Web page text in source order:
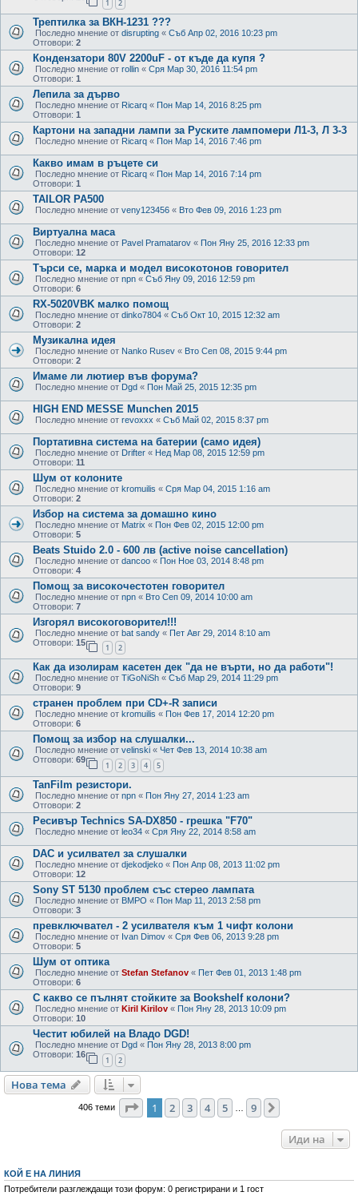
1 2
Трептилка за ВКН-1231 ???
Последно мнение от disrupting « Съб Апр 02, 2016 10:23 pm
Отговори: 2
Кондензатори 80V 2200uF - от къде да купя ?
Последно мнение от rollin « Сря Мар 30, 2016 11:54 pm
Отговори: 1
Лепила за дърво
Последно мнение от Ricarq « Пон Мар 14, 2016 8:25 pm
Отговори: 1
Картони на западни лампи за Руските лампомери Л1-3, Л 3-3
Последно мнение от Ricarq « Пон Мар 14, 2016 7:46 pm
Какво имам в ръцете си
Последно мнение от Ricarq « Пон Мар 14, 2016 7:14 pm
Отговори: 1
TAILOR PA500
Последно мнение от veny123456 « Вто Фев 09, 2016 1:23 pm
Виртуална маса
Последно мнение от Pavel Pramatarov « Пон Яну 25, 2016 12:33 pm
Отговори: 12
Търси се, марка и модел високотонов говорител
Последно мнение от npn « Съб Яну 09, 2016 12:59 pm
Отговори: 6
RX-5020VBK малко помощ
Последно мнение от dinko7804 « Съб Окт 10, 2015 12:32 am
Отговори: 2
Музикална идея
Последно мнение от Nanko Rusev « Вто Сеп 08, 2015 9:44 pm
Отговори: 2
Имаме ли лютиер във форума?
Последно мнение от Dgd « Пон Май 25, 2015 12:35 pm
HIGH END MESSE Munchen 2015
Последно мнение от revoxxx « Съб Май 02, 2015 8:37 pm
Портативна система на батерии (само идея)
Последно мнение от Drifter « Нед Мар 08, 2015 12:59 pm
Отговори: 11
Шум от колоните
Последно мнение от kromuilis « Сря Мар 04, 2015 1:16 am
Отговори: 2
Избор на система за домашно кино
Последно мнение от Matrix « Пон Фев 02, 2015 12:00 pm
Отговори: 5
Beats Stuido 2.0 - 600 лв (active noise cancellation)
Последно мнение от dancoo « Пон Ное 03, 2014 8:48 pm
Отговори: 4
Помощ за високочестотен говорител
Последно мнение от npn « Вто Сеп 09, 2014 10:00 am
Отговори: 7
Изгорял високоговорител!!!
Последно мнение от bat sandy « Пет Авг 29, 2014 8:10 am
Отговори: 15
1 2
Как да изолирам касетен дек "да не върти, но да работи"!
Последно мнение от TiGoNiSh « Съб Мар 29, 2014 11:29 pm
Отговори: 9
странен проблем при CD+-R записи
Последно мнение от kromuilis « Пон Фев 17, 2014 12:20 pm
Отговори: 6
Помощ за избор на слушалки...
Последно мнение от velinski « Чет Фев 13, 2014 10:38 am
Отговори: 69
1 2 3 4 5
TanFilm резистори.
Последно мнение от npn « Пон Яну 27, 2014 1:23 am
Отговори: 2
Ресивър Technics SA-DX850 - грешка "F70"
Последно мнение от leo34 « Сря Яну 22, 2014 8:58 am
DAC и усилвател за слушалки
Последно мнение от djekodjeko « Пон Апр 08, 2013 11:02 pm
Отговори: 12
Sony ST 5130 проблем със стерео лампата
Последно мнение от BMPO « Пон Мар 11, 2013 2:58 pm
Отговори: 3
превключвател - 2 усилвателя към 1 чифт колони
Последно мнение от Ivan Dimov « Сря Фев 06, 2013 9:28 pm
Отговори: 5
Шум от оптика
Последно мнение от Stefan Stefanov « Пет Фев 01, 2013 1:48 pm
Отговори: 6
С какво се пълнят стойките за Bookshelf колони?
Последно мнение от Kiril Kirilov « Пон Яну 28, 2013 10:09 pm
Отговори: 10
Честит юбилей на Владо DGD!
Последно мнение от Dgd « Пон Яну 28, 2013 8:00 pm
Отговори: 16
1 2
Нова тема
406 теми Страница от
1 2 3 4 5 9
Иди на
КОЙ Е НА ЛИНИЯ
Потребители разглеждащи този форум: 0 регистрирани и 1 гост